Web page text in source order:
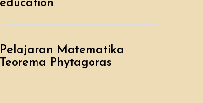
education
Pelajaran Matematika
Teorema Phytagoras